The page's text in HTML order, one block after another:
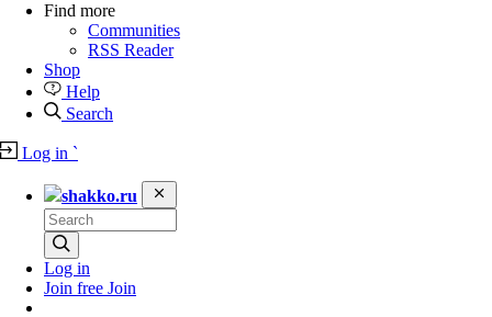
Find more
Communities
RSS Reader
Shop
Help
Search
Log in `
shakko.ru
Log in
Join free Join